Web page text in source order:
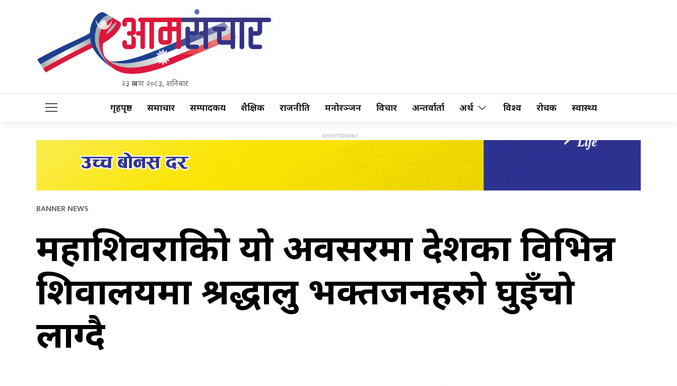
२३ श्रावण २०८३, शनिबार
गृहपृष्ठ समाचार सम्पादकीय शैक्षिक राजनीति मनोरञ्जन विचार अन्तर्वार्ता अर्थ विश्व रोचक स्वास्थ्य
BANNER NEWS
महाशिवरात्रिको यो अवसरमा देशका विभिन्न
शिवालयमा श्रद्धालु भक्तजनहरुो घुइँचो
लाग्दै